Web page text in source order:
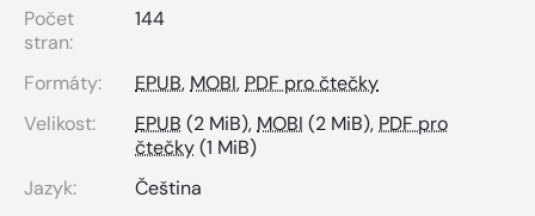
Počet
stran:
144
Formáty: EPUB, MOBI, PDF pro čtečky
Velikost:
EPUB (2 MiB), MOBI (2 MiB), PDF pro
čtečky(1 MiB)
Jazyk:
Čeština